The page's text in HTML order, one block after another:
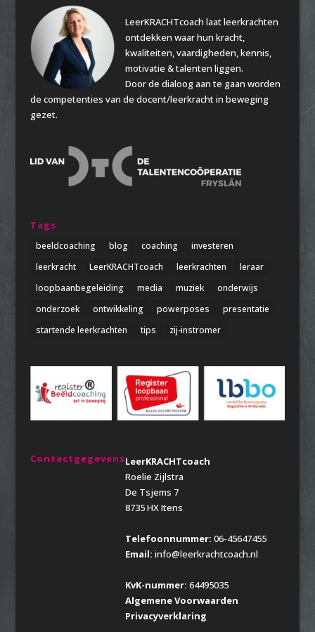
LeerKRACHTcoach laat leerkrachten
ontdekken waar hun kracht,
kwaliteiten, vaardigheden, kennis,
motivatie & talenten liggen.
Door de dialoog aan te gaan worden
de competenties van de docent/leerkracht in beweging
gezet.
Tags
beeldcoaching blog coaching
investeren
leerkracht
LeerKRACHTcoach leerkrachten
leraar
loopbaanbegeleiding
media muziek
onderwijs
onderzoek
ontwikkeling powerposes
presentatie
startende leerkrachten
tips zij-instromer
ContactgegevensLeerKRACHTcoach
Roelie Zijlstra
De Tsjems 7
8735 HX Itens
Telefoonnummer: 06-45647455
Email: info@leerkrachtcoach.nl
KvK-nummer: 64495035
Algemene Voorwaarden
Privacyverklaring